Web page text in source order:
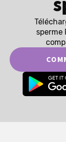
sperme